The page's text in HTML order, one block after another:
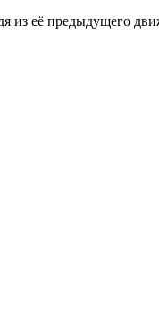
из её предыдущего